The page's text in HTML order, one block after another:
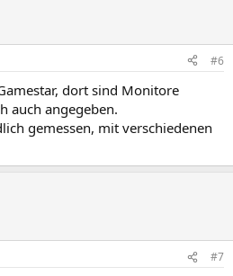
#6
dort sind Monitore
auch angegeben.
gemessen, mit verschiedenen
#7